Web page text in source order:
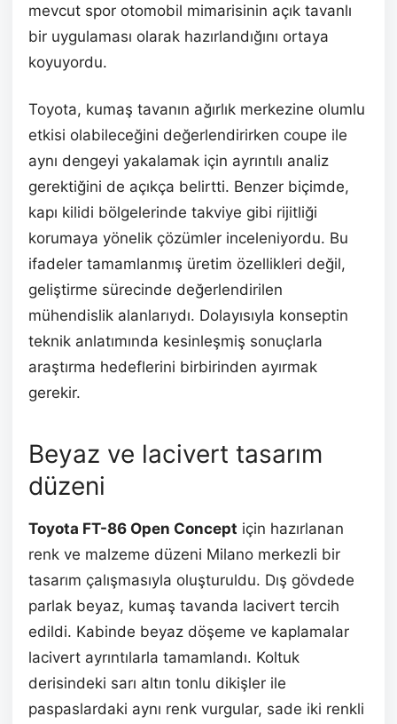
mevcut spor otomobil mimarisinin açık tavanlı
bir uygulaması olarak hazırlandığını ortaya
koyuyordu.
Toyota, kumaş tavanın ağırlık merkezine olumlu
etkisi olabileceğini değerlendirirken coupe ile
aynı dengeyi yakalamak için ayrıntılı analiz
gerektiğini de açıkça belirtti. Benzer biçimde,
kapı kilidi bölgelerinde takviye gibi rijitliği
korumaya yönelik çözümler inceleniyordu. Bu
ifadeler tamamlanmış üretim özellikleri değil,
geliştirme sürecinde değerlendirilen
mühendislik alanlarıydı. Dolayısıyla konseptin
teknik anlatımında kesinleşmiş sonuçlarla
araştırma hedeflerini birbirinden ayırmak
gerekir.
Beyaz ve lacivert tasarım
düzeni
Toyota FT-86 Open Concept için hazırlanan
renk ve malzeme düzeni Milano merkezli bir
tasarım çalışmasıyla oluşturuldu. Dış gövdede
parlak beyaz, kumaş tavanda lacivert tercih
edildi. Kabinde beyaz döşeme ve kaplamalar
lacivert ayrıntılarla tamamlandı. Koltuk
derisindeki sarı altın tonlu dikişler ile
paspaslardaki aynı renk vurgular, sade iki renkli